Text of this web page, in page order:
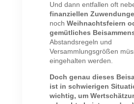
Und dann entfallen oft
finanziellen
noch Weihnachtsfeiern
gemütliches
Abstandsregeln und
Versammlungsgrößen
eingehalten werden.
Doch genau dieses
ist in schwierigen
wichtig, um